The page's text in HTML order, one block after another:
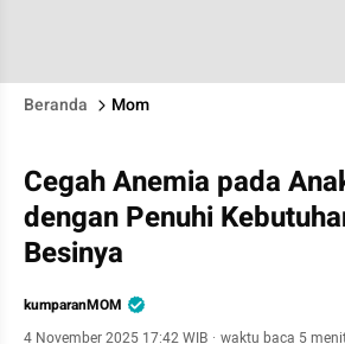
Beranda Mom
Cegah Anemia pada
dengan Penuhi
Besinya
kumparanMOM
4 November 2025 17:42 WIB · waktu baca 5